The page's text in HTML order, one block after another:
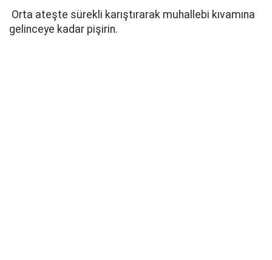
Orta ateşte sürekli karıştırarak muhallebi kıvamına
gelinceye kadar pişirin.